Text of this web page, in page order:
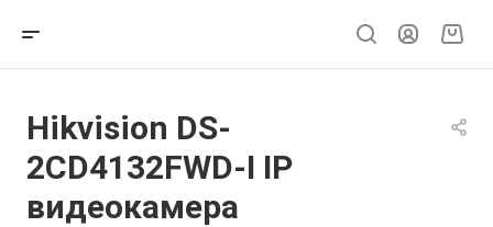
Hikvision DS-
2CD4132FWD-I IP
видеокамера